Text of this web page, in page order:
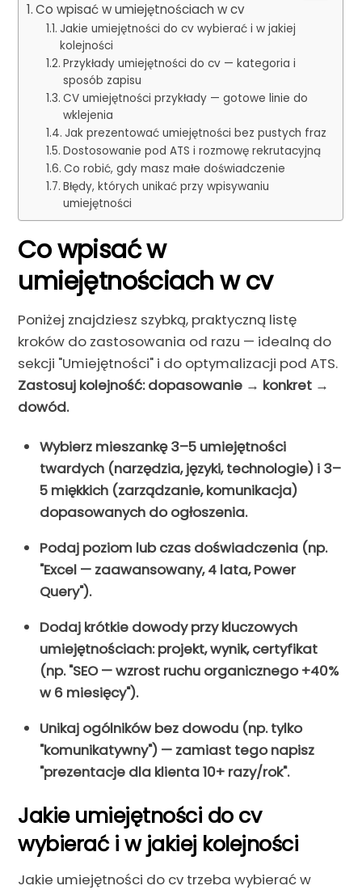
Co wpisać w umiejętnościach w cv
Jakie umiejętności do cv wybierać i w jakiej
kolejności
Przykłady umiejętności do cv — kategoria i
sposób zapisu
CV umiejętności przykłady — gotowe linie do
wklejenia
Jak prezentować umiejętności bez pustych fraz
Dostosowanie pod ATS i rozmowę rekrutacyjną
Co robić, gdy masz małe doświadczenie
Błędy, których unikać przy wpisywaniu
umiejętności
Co wpisać w
umiejętnościach w cv
Poniżej znajdziesz szybką, praktyczną listę
kroków do zastosowania od razu — idealną do
sekcji "Umiejętności" i do optymalizacji pod ATS.
Zastosuj kolejność: dopasowanie → konkret →
dowód.
Wybierz mieszankę 3–5 umiejętności
twardych (narzędzia, języki, technologie) i 3–
5 miękkich (zarządzanie, komunikacja)
dopasowanych do ogłoszenia.
Podaj poziom lub czas doświadczenia (np.
"Excel — zaawansowany, 4 lata, Power
Query").
Dodaj krótkie dowody przy kluczowych
umiejętnościach: projekt, wynik, certyfikat
(np. "SEO — wzrost ruchu organicznego +40%
w 6 miesięcy").
Unikaj ogólników bez dowodu (np. tylko
"komunikatywny") — zamiast tego napisz
"prezentacje dla klienta 10+ razy/rok".
Jakie umiejętności do cv
wybierać i w jakiej kolejności
Jakie umiejętności do cv trzeba wybierać w